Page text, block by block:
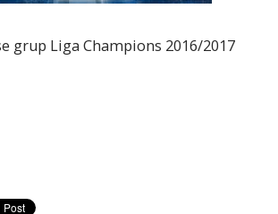
grup Liga Champions 2016/2017